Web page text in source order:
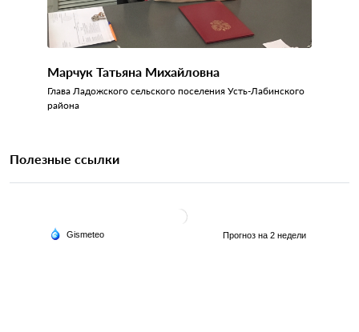
Марчук Татьяна Михайловна
Глава Ладожского сельского поселения Усть-Лабинского
района
Полезные ссылки